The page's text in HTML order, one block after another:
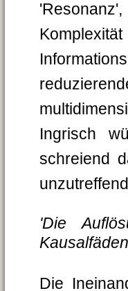
Ingrisch
schreiend
'Die
Die